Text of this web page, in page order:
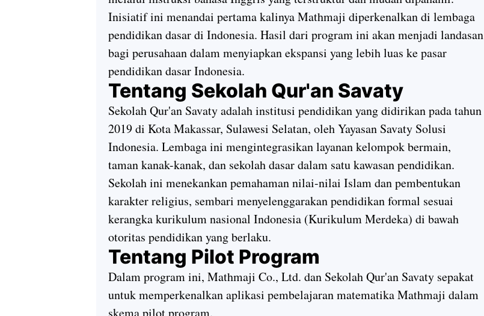
Inisiatif ini menandai pertama kalinya Mathmaji diperkenalkan di lembaga
pendidikan dasar di Indonesia. Hasil dari program ini akan menjadi landasan
bagi perusahaan dalam menyiapkan ekspansi yang lebih luas ke pasar
pendidikan dasar Indonesia.
Tentang Sekolah Qur'an Savaty
Sekolah Qur'an Savaty adalah institusi pendidikan yang didirikan pada tahun
2019 di Kota Makassar, Sulawesi Selatan, oleh Yayasan Savaty Solusi
Indonesia. Lembaga ini mengintegrasikan layanan kelompok bermain,
taman kanak-kanak, dan sekolah dasar dalam satu kawasan pendidikan.
Sekolah ini menekankan pemahaman nilai-nilai Islam dan pembentukan
karakter religius, sembari menyelenggarakan pendidikan formal sesuai
kerangka kurikulum nasional Indonesia (Kurikulum Merdeka) di bawah
otoritas pendidikan yang berlaku.
Tentang Pilot Program
Dalam program ini, Mathmaji Co., Ltd. dan Sekolah Qur'an Savaty sepakat
untuk memperkenalkan aplikasi pembelajaran matematika Mathmaji dalam